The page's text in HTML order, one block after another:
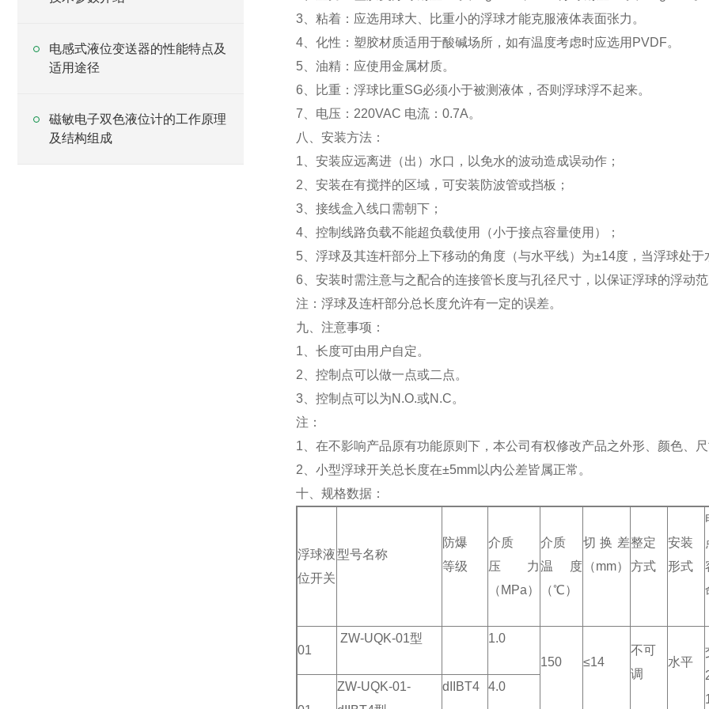
电感式液位变送器的性能特点及
适用途径
磁敏电子双色液位计的工作原理
及结构组成
3、粘着：应选用球大、比重小的浮球才能克服液体表面张力。
4、化性：塑胶材质适用于酸碱场所，如有温度考虑时应选用PVDF。
5、油精：应使用金属材质。
6、比重：浮球比重SG必须小于被测液体，否则浮球浮不起来。
7、电压：220VAC 电流：0.7A。
八、安装方法：
1、安装应远离进（出）水口，以免水的波动造成误动作；
2、安装在有搅拌的区域，可安装防波管或挡板；
3、接线盒入线口需朝下；
4、控制线路负载不能超负载使用（小于接点容量使用）；
5、浮球及其连杆部分上下移动的角度（与水平线）为±14度，当浮球处于
6、安装时需注意与之配合的连接管长度与孔径尺寸，以保证浮球的浮动范
注：浮球及连杆部分总长度允许有一定的误差。
九、注意事项：
1、长度可由用户自定。
2、控制点可以做一点或二点。
3、控制点可以为N.O.或N.C。
注：
1、在不影响产品原有功能原则下，本公司有权修改产品之外形、颜色、
2、小型浮球开关总长度在±5mm以内公差皆属正常。
十、规格数据：
浮球液
位开关
型号名称
防爆
等级
介质
压力
（ MPa）
介质
温度
（℃）
切换差
（mm）
整定
方式
安装
形式
01
ZW-UQK-01型
1.0
150
≤14
不可
调
水平
ZW-UQK-01-
dIIBT4 4.0